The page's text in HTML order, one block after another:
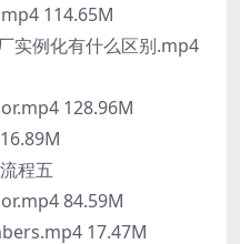
114.65M
实例化有什么区别.mp4
128.96M
程五
84.59M
17.47M